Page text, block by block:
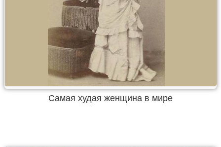
Самая худая женщина в мире